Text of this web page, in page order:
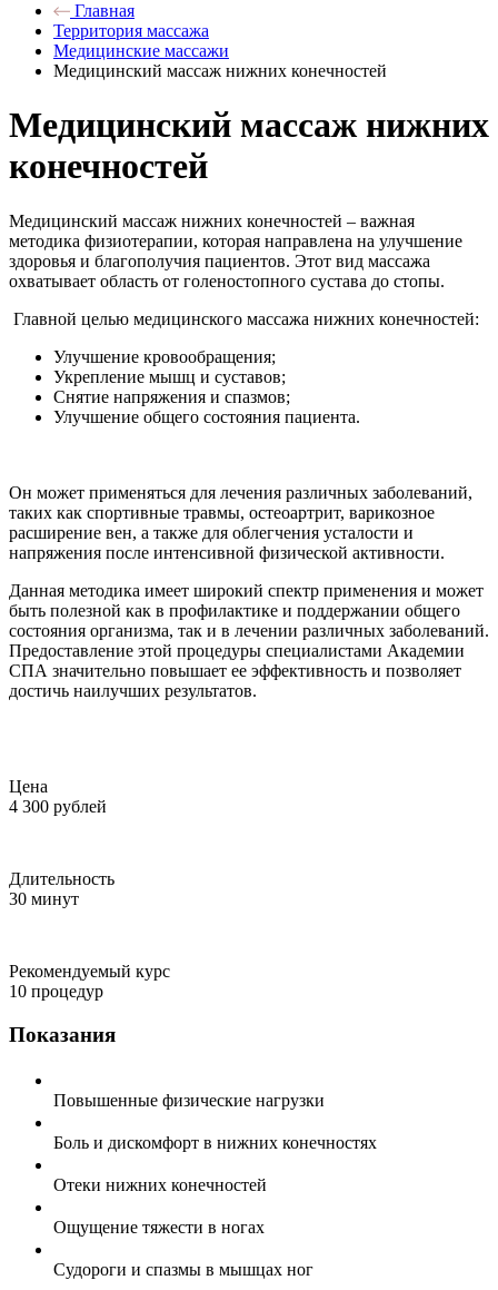
Главная
Территория массажа
Медицинские массажи
Медицинский массаж нижних конечностей
Медицинский массаж нижних
конечностей
Медицинский массаж нижних конечностей – важная
методика физиотерапии, которая направлена на улучшение
здоровья и благополучия пациентов. Этот вид массажа
охватывает область от голеностопного сустава до стопы.
Главной целью медицинского массажа нижних конечностей:
Улучшение кровообращения;
Укрепление мышц и суставов;
Снятие напряжения и спазмов;
Улучшение общего состояния пациента.
Он может применяться для лечения различных заболеваний,
таких как спортивные травмы, остеоартрит, варикозное
расширение вен, а также для облегчения усталости и
напряжения после интенсивной физической активности.
Данная методика имеет широкий спектр применения и может
быть полезной как в профилактике и поддержании общего
состояния организма, так и в лечении различных заболеваний.
Предоставление этой процедуры специалистами Академии
СПА значительно повышает ее эффективность и позволяет
достичь наилучших результатов.
Цена
4 300 рублей
Длительность
30 минут
Рекомендуемый курс
10 процедур
Показания
Повышенные физические нагрузки
Боль и дискомфорт в нижних конечностях
Отеки нижних конечностей
Ощущение тяжести в ногах
Судороги и спазмы в мышцах ног